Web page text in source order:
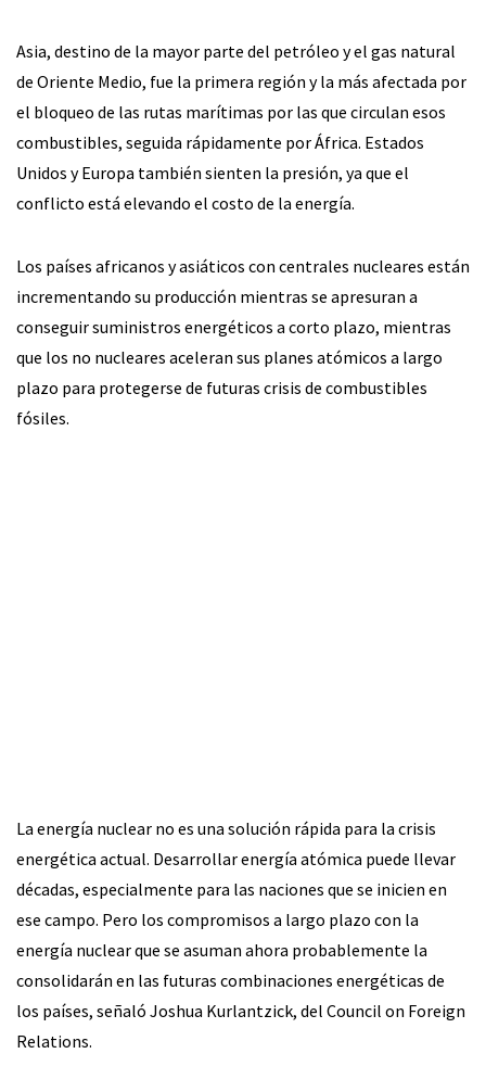
Asia, destino de la mayor parte del petróleo y el gas natural
de Oriente Medio, fue la primera región y la más afectada por
el bloqueo de las rutas marítimas por las que circulan esos
combustibles, seguida rápidamente por África. Estados
Unidos y Europa también sienten la presión, ya que el
conflicto está elevando el costo de la energía.
Los países africanos y asiáticos con centrales nucleares están
incrementando su producción mientras se apresuran a
conseguir suministros energéticos a corto plazo, mientras
que los no nucleares aceleran sus planes atómicos a largo
plazo para protegerse de futuras crisis de combustibles
fósiles.
La energía nuclear no es una solución rápida para la crisis
energética actual. Desarrollar energía atómica puede llevar
décadas, especialmente para las naciones que se inicien en
ese campo. Pero los compromisos a largo plazo con la
energía nuclear que se asuman ahora probablemente la
consolidarán en las futuras combinaciones energéticas de
los países, señaló Joshua Kurlantzick, del Council on Foreign
Relations.